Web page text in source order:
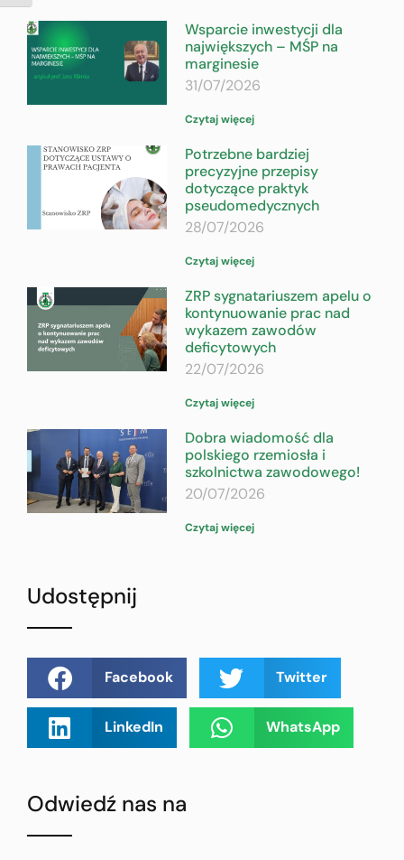
Wsparcie inwestycji dla
największych – MŚP na
marginesie
31/07/2026
Czytaj więcej
Potrzebne bardziej
precyzyjne przepisy
dotyczące praktyk
pseudomedycznych
28/07/2026
Czytaj więcej
ZRP sygnatariuszem apelu o
kontynuowanie prac nad
wykazem zawodów
deficytowych
22/07/2026
Czytaj więcej
Dobra wiadomość dla
polskiego rzemiosła i
szkolnictwa zawodowego!
20/07/2026
Czytaj więcej
Udostępnij
Facebook Twitter
LinkedIn WhatsApp
Odwiedź nas na